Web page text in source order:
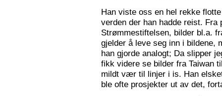
Han viste oss en hel rekke
verden der han hadde reist. Fra
Strømmestiftelsen, bilder bl.a.
gjelder å leve seg inn i bildene,
han gjorde analogt; Da slipper
fikk videre se bilder fra Taiwan
mildt vær til linjer i is. Han
ble ofte prosjekter ut av det,